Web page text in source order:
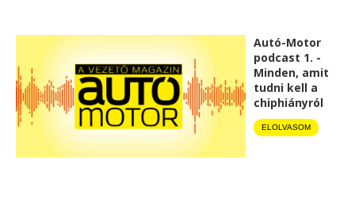
Autó-Motor
podcast 1. -
Minden, amit
tudni kell a
chiphiányról
ELOLVASOM